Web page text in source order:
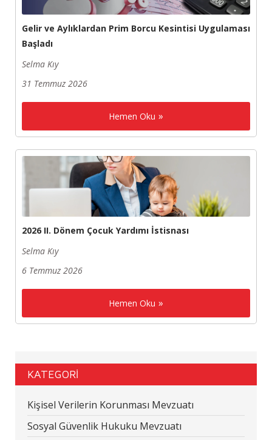
Gelir ve Aylıklardan Prim Borcu Kesintisi Uygulaması
Başladı
Selma Kıy
31 Temmuz 2026
Hemen Oku
2026 II. Dönem Çocuk Yardımı İstisnası
Selma Kıy
6 Temmuz 2026
Hemen Oku
KATEGORİ
Kişisel Verilerin Korunması Mevzuatı
Sosyal Güvenlik Hukuku Mevzuatı